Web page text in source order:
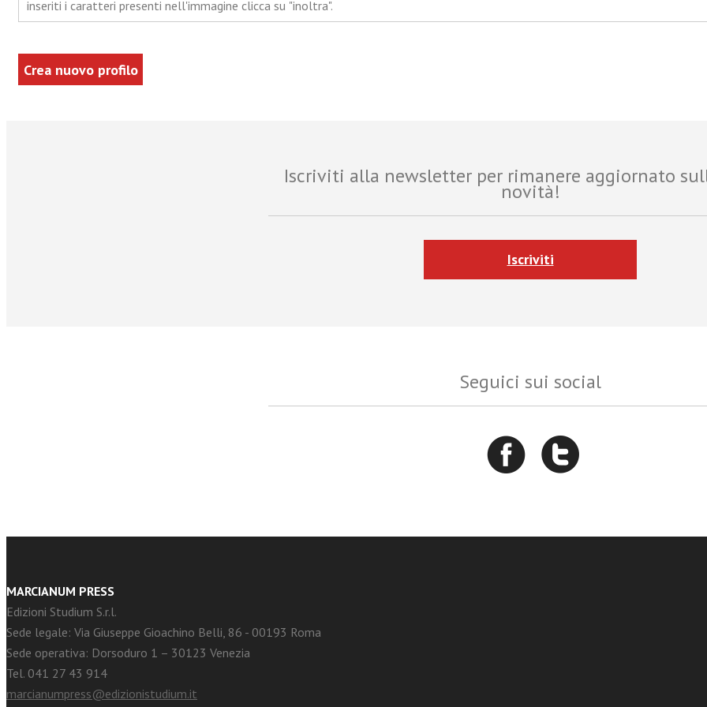
inseriti i caratteri presenti nell'immagine clicca su "inoltra".
Iscriviti alla newsletter per rimanere aggiornato
novità!
Iscriviti
Seguici sui social
MARCIANUM PRESS
Edizioni Studium S.r.l.
Sede legale: Via Giuseppe Gioachino Belli, 86 - 00193 Roma
Sede operativa: Dorsoduro 1 – 30123 Venezia
Tel. 041 27 43 914
marcianumpress@edizionistudium.it